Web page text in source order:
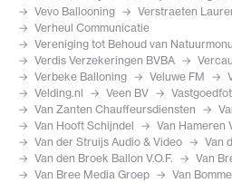
Vevo Ballooning
Verstraeten
Verheul Communicatie
Vereniging tot Behoud van
Verdis Verzekeringen BVBA
Verbeke Balloning
Veluwe FM
Velding.nl
Veen BV
Van Zanten Chauffeursdiensten
Van Hooft Schijndel
Van Hameren
Van der Struijs Audio & Video
Van
Van den Broek Ballon V.O.F.
Van
Van Bree Media Groep
Van